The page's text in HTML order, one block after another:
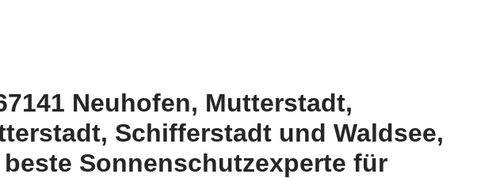
Neuhofen, Mutterstadt,
Schifferstadt und Waldsee,
Sonnenschutzexperte für